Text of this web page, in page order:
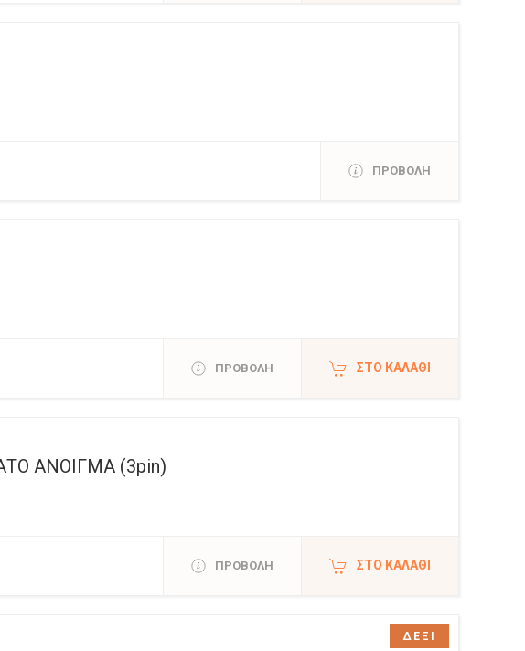
ΠΡΟΒΟΛΗ
ΠΡΟΒΟΛΗ ΣΤΟ ΚΑΛΆΘΙ
ΑΝΟΙΓΜΑ (3pin)
ΠΡΟΒΟΛΗ ΣΤΟ ΚΑΛΆΘΙ
ΔΕΞΙ